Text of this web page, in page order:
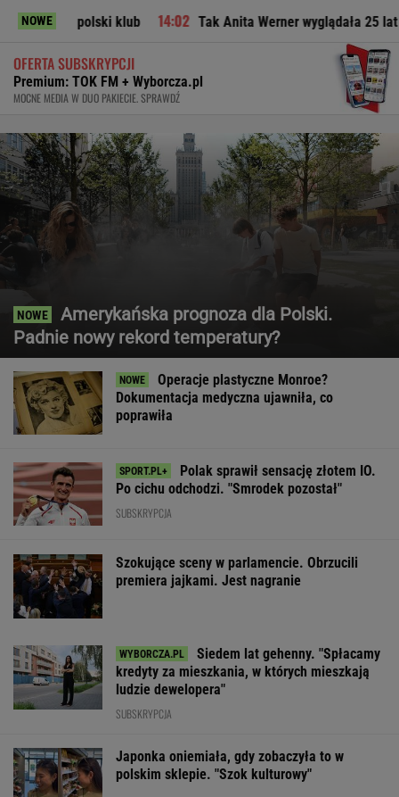
NOWE
klub Tak Anita Werner wyglądała 25 lat temu.
OFERTA SUBSKRYPCJI
Premium: TOK FM + Wyborcza.pl
MOCNE MEDIA W DUO PAKIECIE. SPRAWDŹ
Amerykańska prognoza dla Polski.
Padnie nowy rekord temperatury?
Operacje plastyczne Monroe?
Dokumentacja medyczna ujawniła, co
poprawiła
Polak sprawił sensację złotem IO.
Po cichu odchodzi. "Smrodek pozostał"
SUBSKRYPCJA
Szokujące sceny w parlamencie. Obrzucili
premiera jajkami. Jest nagranie
Siedem lat gehenny. "Spłacamy
kredyty za mieszkania, w których mieszkają
ludzie dewelopera"
SUBSKRYPCJA
Japonka oniemiała, gdy zobaczyła to w
polskim sklepie. "Szok kulturowy"